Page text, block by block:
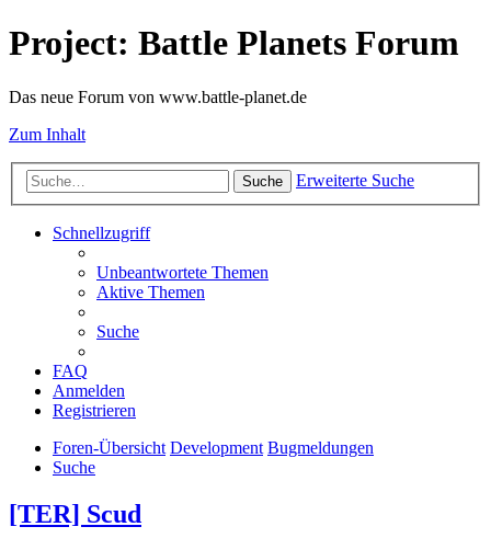
Project: Battle Planets Forum
Das neue Forum von www.battle-planet.de
Zum Inhalt
Suche Erweiterte Suche
Schnellzugriff
Unbeantwortete Themen
Aktive Themen
Suche
FAQ
Anmelden
Registrieren
Foren-Übersicht Development Bugmeldungen
Suche
[TER] Scud